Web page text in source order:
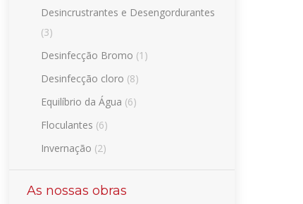
Desincrustrantes e Desengordurantes
(3)
Desinfecção Bromo (1)
Desinfecção cloro (8)
Equilíbrio da Água (6)
Floculantes (6)
Invernação (2)
As nossas obras